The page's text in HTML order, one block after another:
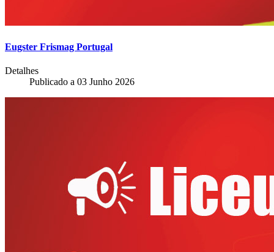
Eugster Frismag Portugal
Detalhes
Publicado a 03 Junho 2026